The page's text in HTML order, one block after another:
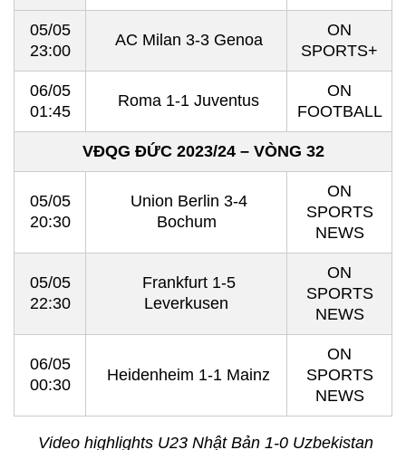
05/05
23:00
AC Milan 3-3 Genoa
ON
SPORTS+
06/05
01:45
Roma 1-1 Juventus
ON
FOOTBALL
VĐQG ĐỨC 2023/24 – VÒNG 32
05/05
20:30
Union Berlin 3-4
Bochum
ON
SPORTS
NEWS
05/05
22:30
Frankfurt 1-5
Leverkusen
ON
SPORTS
NEWS
06/05
00:30
Heidenheim 1-1 Mainz
ON
SPORTS
NEWS
Video highlights U23 Nhật Bản 1-0 Uzbekistan